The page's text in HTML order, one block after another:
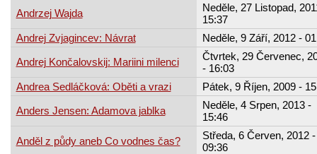
Andrzej Wajda
Neděle, 27 Listopad,
15:37
Andrej Zvjagincev: Návrat
Neděle, 9 Září, 2012 -
Andrej Končalovskij: Mariini milenci
Čtvrtek, 29 Červenec,
- 16:03
Andrea Sedláčková: Oběti a vrazi
Pátek, 9 Říjen, 2009 -
Anders Jensen: Adamova jablka
Neděle, 4 Srpen, 2013 -
15:46
Anděl z půdy aneb Co vodnes čas?
Středa, 6 Červen, 2012 -
09:36